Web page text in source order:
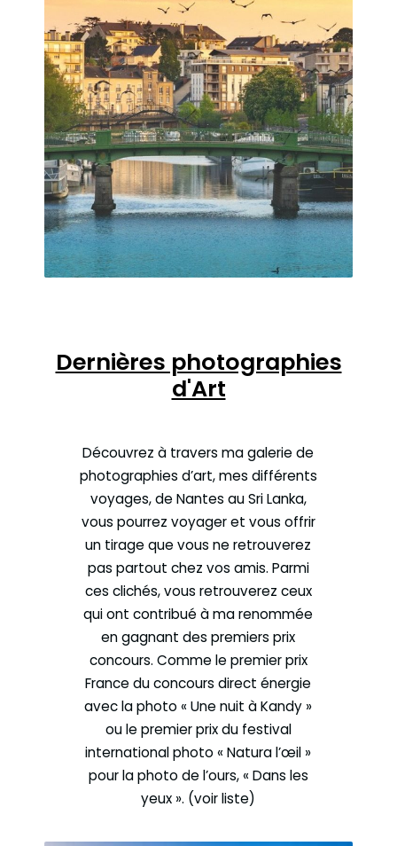
Dernières photographies
d'Art
Découvrez à travers ma galerie de
photographies d’art, mes différents
voyages, de Nantes au Sri Lanka,
vous pourrez voyager et vous offrir
un tirage que vous ne retrouverez
pas partout chez vos amis. Parmi
ces clichés, vous retrouverez ceux
qui ont contribué à ma renommée
en gagnant des premiers prix
concours. Comme le premier prix
France du concours direct énergie
avec la photo « Une nuit à Kandy »
ou le premier prix du festival
international photo « Natura l’œil »
pour la photo de l’ours, « Dans les
yeux ». (voir liste)